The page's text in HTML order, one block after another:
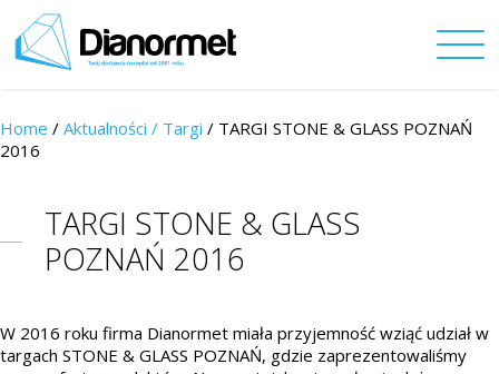
Home / Aktualności / Targi / TARGI STONE & GLASS POZNAŃ
2016
TARGI STONE & GLASS
POZNAŃ 2016
W 2016 roku firma Dianormet miała przyjemność wziąć udział w
targach STONE & GLASS POZNAŃ, gdzie zaprezentowaliśmy